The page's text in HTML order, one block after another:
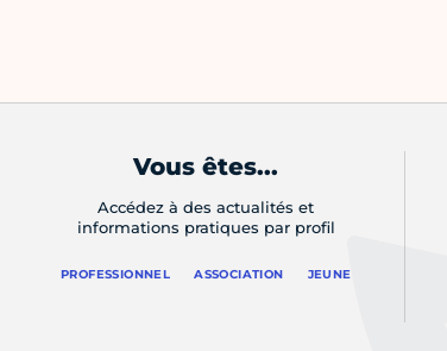
Vous êtes...
Accédez à des actualités et
informations pratiques par profil
PROFESSIONNEL ASSOCIATION JEUNE